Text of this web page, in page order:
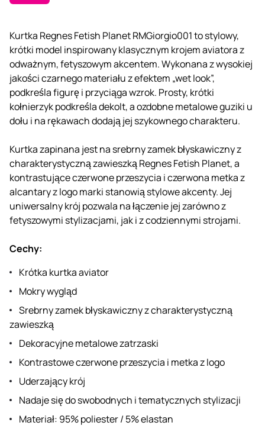
Kurtka Regnes Fetish Planet RMGiorgio001 to stylowy,
krótki model inspirowany klasycznym krojem aviatora z
odważnym, fetyszowym akcentem. Wykonana z wysokiej
jakości czarnego materiału z efektem „wet look”,
podkreśla figurę i przyciąga wzrok. Prosty, krótki
kołnierzyk podkreśla dekolt, a ozdobne metalowe guziki u
dołu i na rękawach dodają jej szykownego charakteru.
Kurtka zapinana jest na srebrny zamek błyskawiczny z
charakterystyczną zawieszką Regnes Fetish Planet, a
kontrastujące czerwone przeszycia i czerwona metka z
alcantary z logo marki stanowią stylowe akcenty. Jej
uniwersalny krój pozwala na łączenie jej zarówno z
fetyszowymi stylizacjami, jak i z codziennymi strojami.
Cechy:
Krótka kurtka aviator
Mokry wygląd
Srebrny zamek błyskawiczny z charakterystyczną
zawieszką
Dekoracyjne metalowe zatrzaski
Kontrastowe czerwone przeszycia i metka z logo
Uderzający krój
Nadaje się do swobodnych i tematycznych stylizacji
Materiał: 95% poliester / 5% elastan